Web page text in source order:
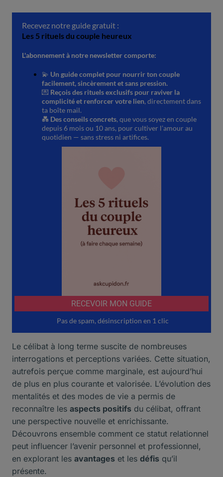
Le célibat à long terme suscite de nombreuses
interrogations et perceptions variées. Cette situation,
autrefois perçue comme marginale, est aujourd’hui
de plus en plus courante et valorisée. L’évolution des
mentalités et des modes de vie a permis de
reconnaître les aspects positifs du célibat, offrant
une perspective nouvelle et enrichissante.
Découvrons ensemble comment ce statut relationnel
peut influencer l’avenir personnel et professionnel,
en explorant les avantages et les défis qu’il
présente.